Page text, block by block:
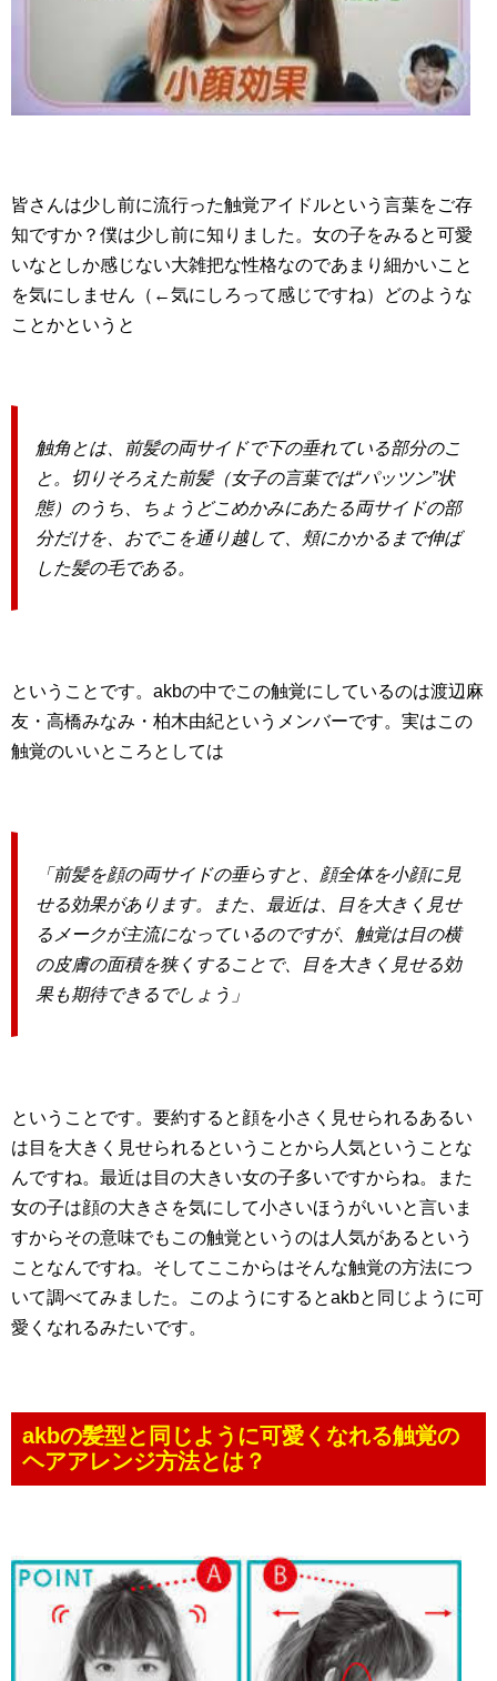
皆さんは少し前に流行った触覚アイドルという言葉をご存
知ですか？僕は少し前に知りました。女の子をみると可愛
いなとしか感じない大雑把な性格なのであまり細かいこと
を気にしません（←気にしろって感じですね）どのような
ことかというと
触角とは、前髪の両サイドで下の垂れている部分のこ
と。切りそろえた前髪（女子の言葉では“パッツン”状
態）のうち、ちょうどこめかみにあたる両サイドの部
分だけを、おでこを通り越して、頬にかかるまで伸ば
した髪の毛である。
ということです。akbの中でこの触覚にしているのは渡辺麻
友・高橋みなみ・柏木由紀というメンバーです。実はこの
触覚のいいところとしては
「前髪を顔の両サイドの垂らすと、顔全体を小顔に見
せる効果があります。また、最近は、目を大きく見せ
るメークが主流になっているのですが、触覚は目の横
の皮膚の面積を狭くすることで、目を大きく見せる効
果も期待できるでしょう」
ということです。要約すると顔を小さく見せられるあるい
は目を大きく見せられるということから人気ということな
んですね。最近は目の大きい女の子多いですからね。また
女の子は顔の大きさを気にして小さいほうがいいと言いま
すからその意味でもこの触覚というのは人気があるという
ことなんですね。そしてここからはそんな触覚の方法につ
いて調べてみました。このようにするとakbと同じように可
愛くなれるみたいです。
akbの髪型と同じように可愛くなれる触覚の
ヘアアレンジ方法とは？